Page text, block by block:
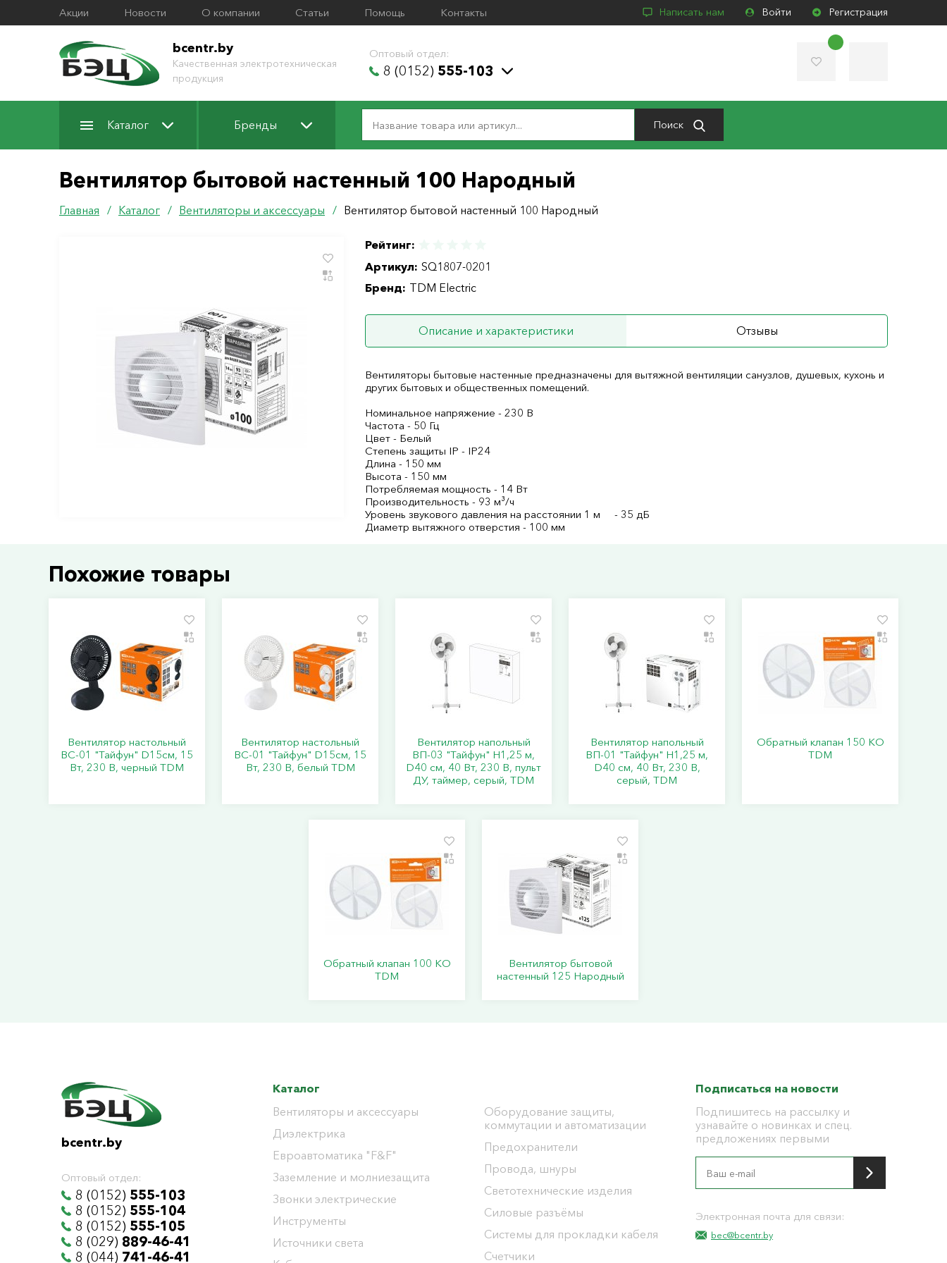
Акции Новости О компании Статьи Помощь Контакты Написать нам Войти Регистрация
bcentr.by
Качественная электротехническая
продукция
Оптовый отдел:
8 (0152) 555-103
Каталог Бренды Поиск
Вентилятор бытовой настенный 100 Народный
Главная / Каталог / Вентиляторы и аксессуары / Вентилятор бытовой настенный 100 Народный
Рейтинг:
Артикул: SQ1807-0201
Бренд: TDM Electric
Описание и характеристики Отзывы
Вентиляторы бытовые настенные предназначены для вытяжной вентиляции санузлов, душевых, кухонь и
других бытовых и общественных помещений.
Номинальное напряжение - 230 В
Частота - 50 Гц
Цвет - Белый
Степень защиты IP - IP24
Длина - 150 мм
Высота - 150 мм
Потребляемая мощность - 14 Вт
Производительность - 93 м³/ч
Уровень звукового давления на расстоянии 1 м - 35 дБ
Диаметр вытяжного отверстия - 100 мм
Похожие товары
Вентилятор настольный
ВС-01 "Тайфун" D15см, 15
Вт, 230 В, черный TDM
Вентилятор настольный
ВС-01 "Тайфун" D15см, 15
Вт, 230 В, белый TDM
Вентилятор напольный
ВП-03 "Тайфун" H1,25 м,
D40 см, 40 Вт, 230 В, пульт
ДУ, таймер, серый, TDM
Вентилятор напольный
ВП-01 "Тайфун" H1,25 м,
D40 см, 40 Вт, 230 В,
серый, TDM
Обратный клапан 150 КО
TDM
Обратный клапан 100 КО
TDM
Вентилятор бытовой
настенный 125 Народный
bcentr.by
Оптовый отдел:
8 (0152) 555-103
8 (0152) 555-104
8 (0152) 555-105
8 (029) 889-46-41
8 (044) 741-46-41
Каталог
Вентиляторы и аксессуары
Диэлектрика
Евроавтоматика "F&F"
Заземление и молниезащита
Звонки электрические
Инструменты
Источники света
Оборудование защиты,
коммутации и автоматизации
Предохранители
Провода, шнуры
Светотехнические изделия
Силовые разъёмы
Системы для прокладки кабеля
Счетчики
Подписаться на новости
Подпишитесь на рассылку и
узнавайте о новинках и спец.
предложениях первыми
Электронная почта для связи:
bec@bcentr.by